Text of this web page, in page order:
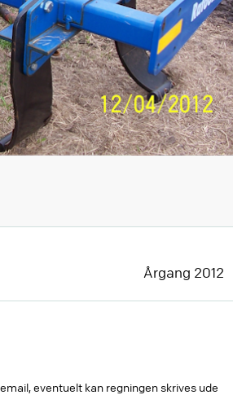
Årgang 2012
eventuelt kan regningen skrives ude